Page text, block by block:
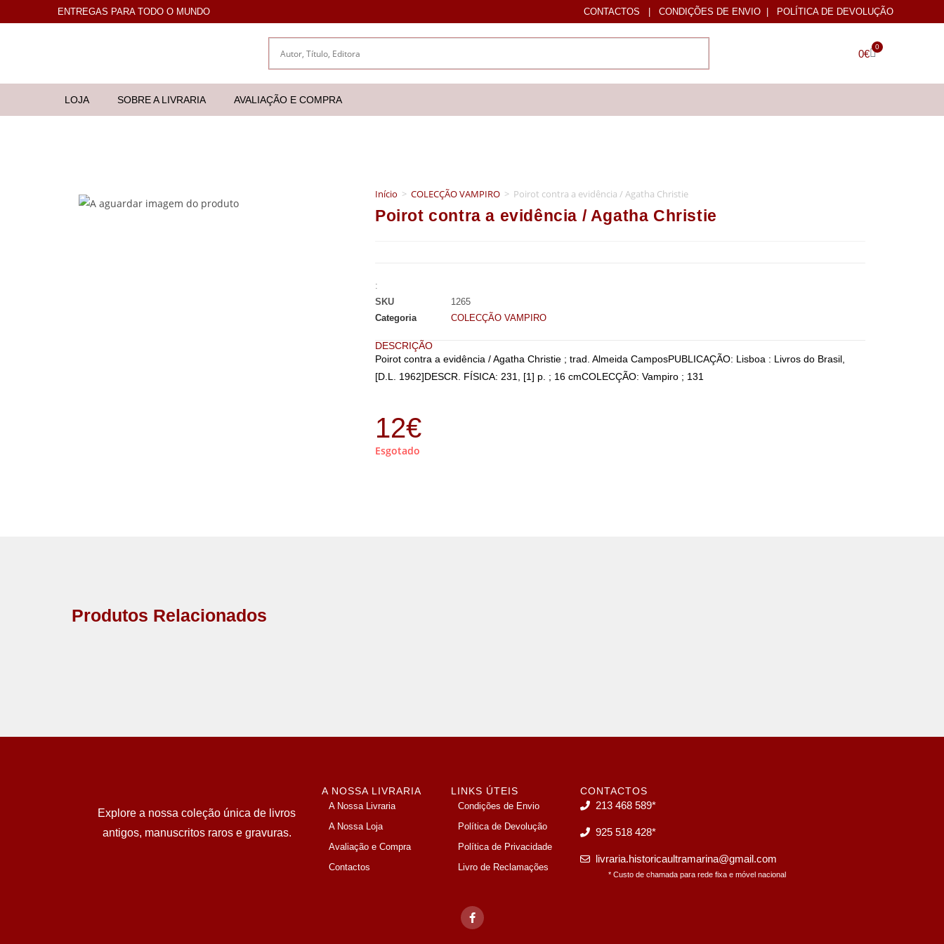
ENTREGAS PARA TODO O MUNDO CONTACTOS | CONDIÇÕES DE ENVIO | POLÍTICA DE DEVOLUÇÃO
0€
0
LOJA SOBRE A LIVRARIA AVALIAÇÃO E COMPRA
Início > COLECÇÃO VAMPIRO > Poirot contra a evidência / Agatha Christie
Poirot contra a evidência / Agatha Christie
:
SKU
1265
Categoria
COLECÇÃO VAMPIRO
DESCRIÇÃO
Poirot contra a evidência / Agatha Christie ; trad. Almeida CamposPUBLICAÇÃO: Lisboa : Livros do Brasil,
[D.L. 1962]DESCR. FÍSICA: 231, [1] p. ; 16 cmCOLECÇÃO: Vampiro ; 131
12€
Esgotado
Produtos Relacionados
Explore a nossa coleção única de livros
antigos, manuscritos raros e gravuras.
A NOSSA LIVRARIA
A Nossa Livraria
A Nossa Loja
Avaliação e Compra
Contactos
LINKS ÚTEIS
Condições de Envio
Política de Devolução
Política de Privacidade
Livro de Reclamações
CONTACTOS
213 468 589*
925 518 428*
livraria.historicaultramarina@gmail.com
* Custo de chamada para rede fixa e móvel nacional